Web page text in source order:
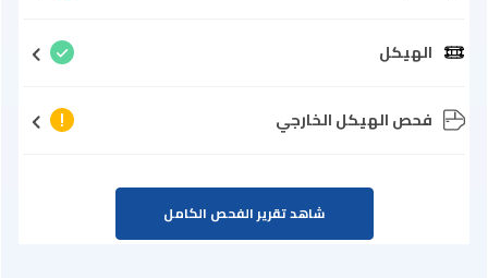
الهيكل
فحص الهيكل الخارجي
شاهد تقرير الفحص الكامل